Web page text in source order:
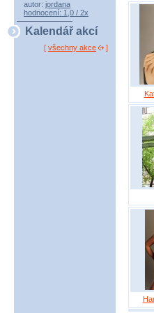
autor: jordana
hodnocení: 1,0 / 2x
Kalendář akcí
[ všechny akce ]